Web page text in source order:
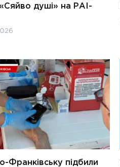
душі» на РАІ-
Франківську підбили